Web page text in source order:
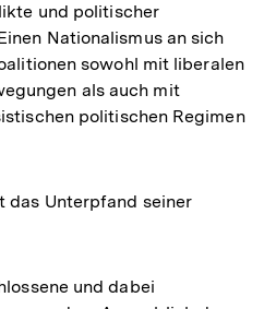
und politischer
Nationalismus an sich
sowohl mit liberalen
als auch mit
politischen Regimen
das Unterpfand seiner
und dabei